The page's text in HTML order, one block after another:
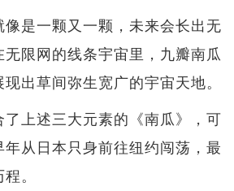
是一颗又一颗，未来会长出无
限网的线条宇宙里，九瓣南瓜
出草间弥生宽广的宇宙天地。
上述三大元素的《南瓜》，可
从日本只身前往纽约闯荡，最
。